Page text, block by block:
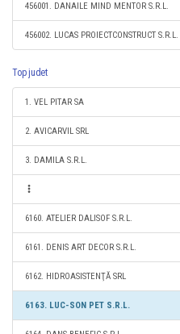
456001. DANAILE MIND MENTOR S.R.L.
456002. LUCAS PROIECTCONSTRUCT S.R.L.
Top judet
1. VEL PITAR SA
2. AVICARVIL SRL
3. DAMILA S.R.L.
6160. ATELIER DALISOF S.R.L.
6161. DENIS ART DECOR S.R.L.
6162. HIDROASISTENŢĂ SRL
6163. LUC-SON PET S.R.L.